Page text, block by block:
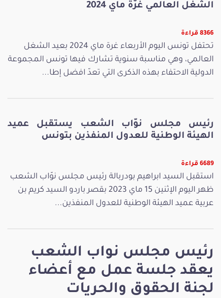
رئيس مجلس نواب الشعب
يعقد جلسة عمل مع أعضاء
لجنة الحقوق والحريات
الشغل العالمي غرّة ماي 2024
8366 قراءة
تحتفل تونس اليوم الأربعاء غرة ماي 2024 بعيد الشغل
العالمي، وهي مناسبة سنوية تشارك فيها تونس المجموعة
الدولية الاحتفاء بهذه الذكرى التي تعدّ افضل إطا...
رئيس مجلس نوّاب الشعب يستقبل عميد
الهيئة الوطنية للعدول المنفذين بتونس
6689 قراءة
استقبل السيد ابراهيم بودربالة رئيس مجلس نوّاب الشعب
ظهر اليوم الإثنين 15 ماي 2023 بقصر باردو السيد كريم بن
عربية عميد الهيئة الوطنية للعدول المنفذين...